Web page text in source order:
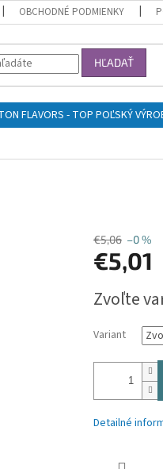
OBCHODNÉ PODMIENKY
HĽADAŤ
FLAVORS - TOP POĽSKÝ
€5,06 –0 %
€5,01
cena:
Zvoľte
Variant
Detailné